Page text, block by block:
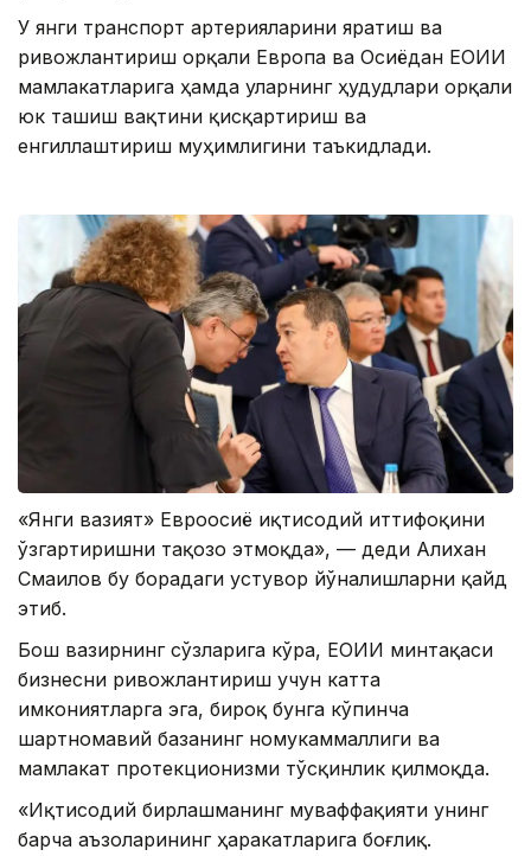
У янги транспорт артерияларини яратиш ва
ривожлантириш орқали Европа ва Осиёдан ЕОИИ
мамлакатларига ҳамда уларнинг ҳудудлари орқали
юк ташиш вақтини қисқартириш ва
енгиллаштириш муҳимлигини таъкидлади.
«Янги вазият» Евроосиё иқтисодий иттифоқини
ўзгартиришни тақозо этмоқда», — деди Алихан
Смаилов бу борадаги устувор йўналишларни қайд
этиб.
Бош вазирнинг сўзларига кўра, ЕОИИ минтақаси
бизнесни ривожлантириш учун катта
имкониятларга эга, бироқ бунга кўпинча
шартномавий базанинг номукаммаллиги ва
мамлакат протекционизми тўсқинлик қилмоқда.
«Иқтисодий бирлашманинг муваффақияти унинг
барча аъзоларининг ҳаракатларига боғлиқ.